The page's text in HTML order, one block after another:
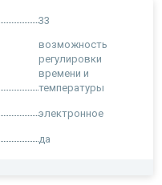
33
возможность
регулировки
времени и
температуры
электронное
да